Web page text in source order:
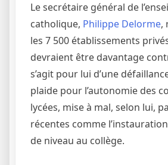
Le secrétaire général de
catholique, Philippe Delorme,
les 7 500 établissements
devraient être davantage
s’agit pour lui d’une
plaide pour l’autonomie des
lycées, mise à mal, selon lui,
récentes comme
de niveau au collège.